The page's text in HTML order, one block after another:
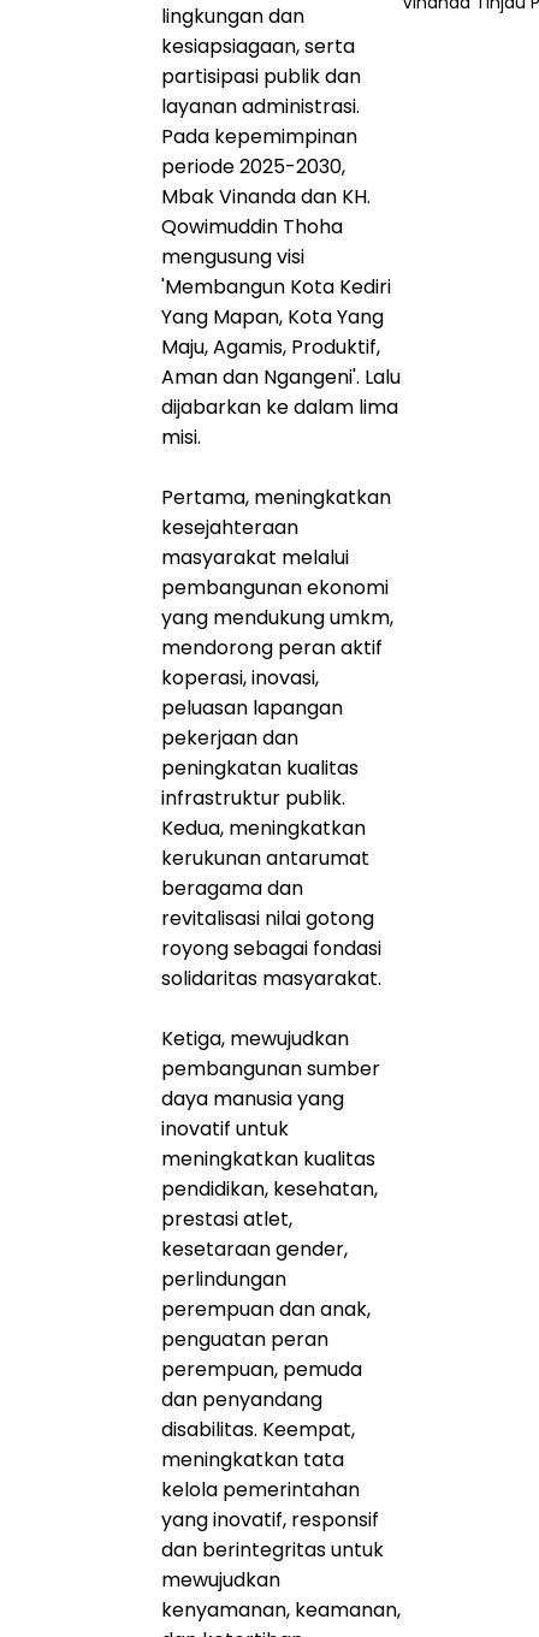
lingkungan dan
kesiapsiagaan, serta
partisipasi publik dan
layanan administrasi.
Pada kepemimpinan
periode 2025-2030,
Mbak Vinanda dan KH.
Qowimuddin Thoha
mengusung visi
'Membangun Kota Kediri
Yang Mapan, Kota Yang
Maju, Agamis, Produktif,
Aman dan Ngangeni'. Lalu
dijabarkan ke dalam lima
misi.
Pertama, meningkatkan
kesejahteraan
masyarakat melalui
pembangunan ekonomi
yang mendukung umkm,
mendorong peran aktif
koperasi, inovasi,
peluasan lapangan
pekerjaan dan
peningkatan kualitas
infrastruktur publik.
Kedua, meningkatkan
kerukunan antarumat
beragama dan
revitalisasi nilai gotong
royong sebagai fondasi
solidaritas masyarakat.
Ketiga, mewujudkan
pembangunan sumber
daya manusia yang
inovatif untuk
meningkatkan kualitas
pendidikan, kesehatan,
prestasi atlet,
kesetaraan gender,
perlindungan
perempuan dan anak,
penguatan peran
perempuan, pemuda
dan penyandang
disabilitas. Keempat,
meningkatkan tata
kelola pemerintahan
yang inovatif, responsif
dan berintegritas untuk
mewujudkan
kenyamanan, keamanan,